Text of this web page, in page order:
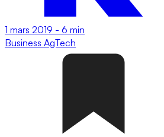
1 mars 2019 - 6 min
Business AgTech